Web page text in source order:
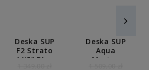
Deska SUP
F2 Strato
11'5" Blue
Deska SUP
Aqua
Marina